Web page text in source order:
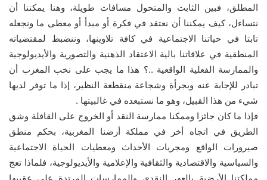
المطلق، فبين الثابت والمتحول مسافات طويلة، وهنا يمكننا أن
نتساءل، كيف يمكننا أن نعتقد في فكرة أو مبدأ أو معطى ما ونجعله
تابتا في حياتنا الاجتماعية في كافة تلاوينها، وننضبط لمقتضياته
المنطقية في علاقاتنا بالية الاعتقاد الذهنية والتصورية والأيديولوجية
والممارسة الفعلية الواقعية ..؟ هذا ما يجب على نخب المغرب أن
تبادر للإجابة عنه وبجرأة وشجاعة منقطعة النظير، إذا ما توفر لديها
شيء من هذا القبيل، وهو ما نستبعده في غالبيتها .
فإذا ما كان جائزا وممكنا ممارسة النقد أو الخروج على القافلة وشق
الطريق في اتجاه أخر في مملكة أرضنا المغربية، بحكم منطق
صيرورات الواقع ومجريات الأحداث ومعطيات الحياة الاجتماعية
والسياسية والاقتصادية والثقافية والإعلامية والأيديولوجية، فلماذا تعج